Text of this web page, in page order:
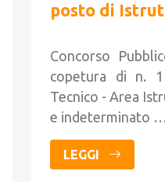
posto di
Concorso
copetura di n.
Tecnico - Area
e indeterminato …
LEGGI